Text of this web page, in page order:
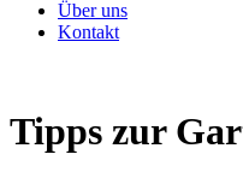
Über uns
Kontakt
Tipps zur